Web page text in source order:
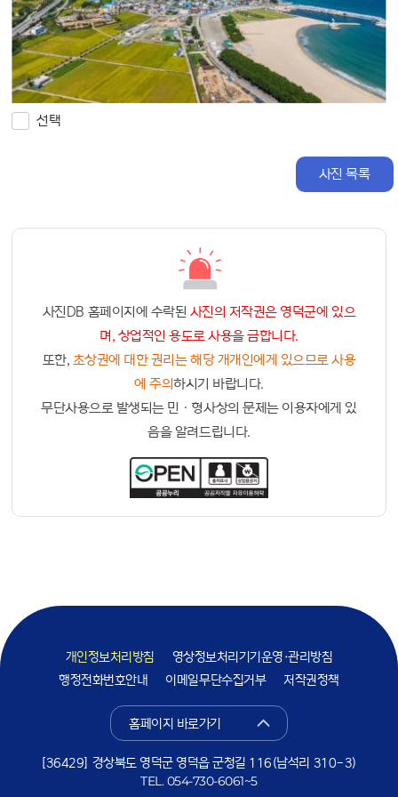
선택
사진 목록
사진DB 홈페이지에 수락된 사진의 저작권은 영덕군에 있으
며, 상업적인 용도로 사용을 금합니다.
또한, 초상권에 대한 권리는 해당 개개인에게 있으므로 사용
에 주의 하시기 바랍니다.
무단사용으로 발생되는 민ㆍ형사상의 문제는 이용자에게 있
음을 알려드립니다.
개인정보처리방침
영상정보처리기기운영·관리방침
행정전화번호안내
이메일무단수집거부 저작권정책
홈페이지 바로가기
[36429] 경상북도 영덕군 영덕읍 군청길 116(남석리 310-3)
TEL.054-730-6061~5